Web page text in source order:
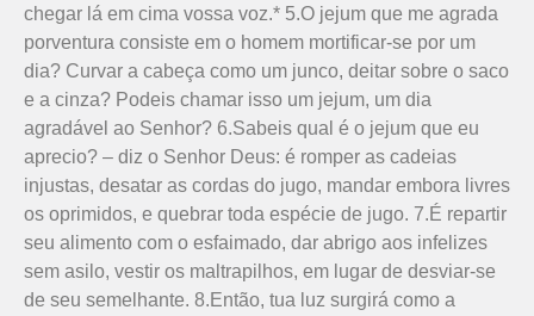
chegar lá em cima vossa voz.* 5.O jejum que me agrada
porventura consiste em o homem mortificar-se por um
dia? Curvar a cabeça como um junco, deitar sobre o saco
e a cinza? Podeis chamar isso um jejum, um dia
agradável ao Senhor? 6.Sabeis qual é o jejum que eu
aprecio? – diz o Senhor Deus: é romper as cadeias
injustas, desatar as cordas do jugo, mandar embora livres
os oprimidos, e quebrar toda espécie de jugo. 7.É repartir
seu alimento com o esfaimado, dar abrigo aos infelizes
sem asilo, vestir os maltrapilhos, em lugar de desviar-se
de seu semelhante. 8.Então, tua luz surgirá como a